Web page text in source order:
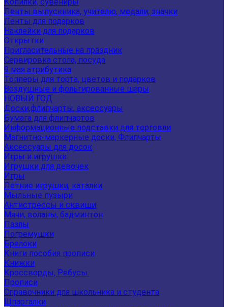
Ленты выпускника, учителю, медали, значки
Ленты для подарков
Наклейки для подарков
Открытки
Пригласительные на праздник
Сервировка стола, посуда
9 мая атрибутика
Топперы для торта, цветов и подарков
Воздушные и фольгированные шары
НОВЫЙ ГОД
Доски,флипчарты, аксессуары
Бумага для флипчартов
Информационные подставки для торговли
Магнитно-маркерные доски, Флипчарты
Аксессуары для досок
Игры и игрушки
Игрушки для девочек
Игры
Летние игрушки, каталки
Мыльные пузыри
Антистрессы и сквиши
Мячи, воланы, бадминтон
Пазлы
Погремушки
Брелоки
Книги пособия прописи
Книжки
Кроссворды, Ребусы.
Прописи
Справочники для школьника и студента
Шпаргалки